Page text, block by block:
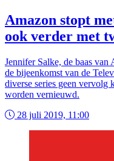
Amazon stopt
ook verder met
Jennifer Salke, de baas van
de bijeenkomst van de
diverse series geen vervolg
worden vernieuwd.
28 juli 2019, 11:00